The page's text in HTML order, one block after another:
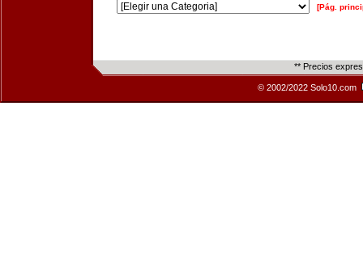
[Pág.
** Precios
© 2002/2022 Solo10.com